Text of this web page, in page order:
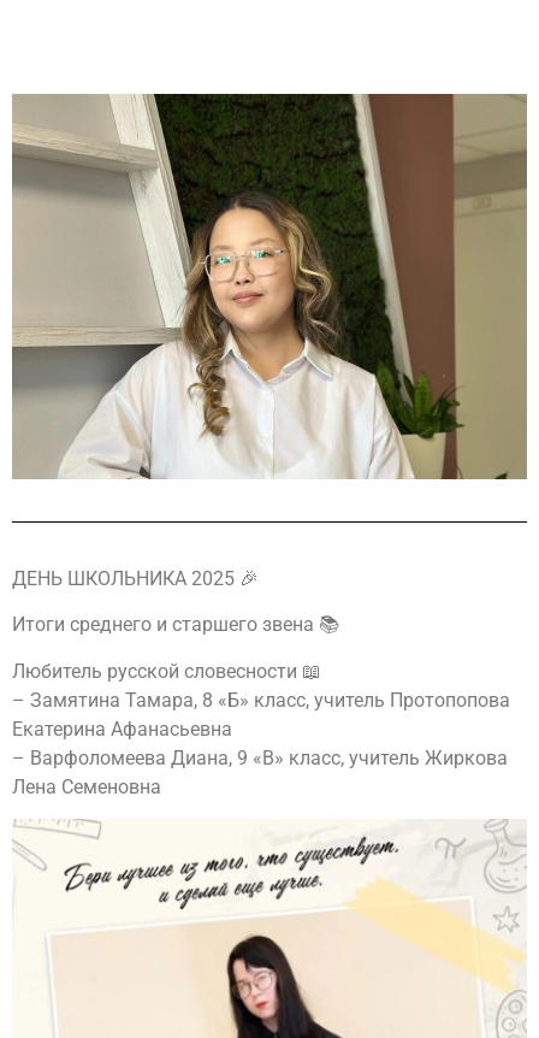
ДЕНЬ ШКОЛЬНИКА 2025 🎉
Итоги среднего и старшего звена 📚
Любитель русской словесности 📖
– Замятина Тамара, 8 «Б» класс, учитель Протопопова
Екатерина Афанасьевна
– Варфоломеева Диана, 9 «В» класс, учитель Жиркова
Лена Семеновна